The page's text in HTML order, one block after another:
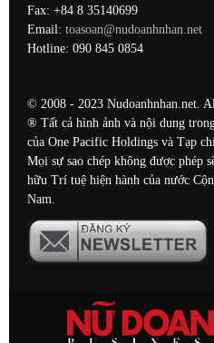
Fax: +84 8 35140699
Email: toasoan@nudoanhnhan.net
Hotline: 090 845 0854
© 2008 - 2023 Nudoanhnhan.net.
® Tất cả hình ảnh và nội dung
của One Pacific Holdings và Tạp
Mọi sự sao chép không được phép
hữu Trí tuệ hiện hành của nước
Nam.